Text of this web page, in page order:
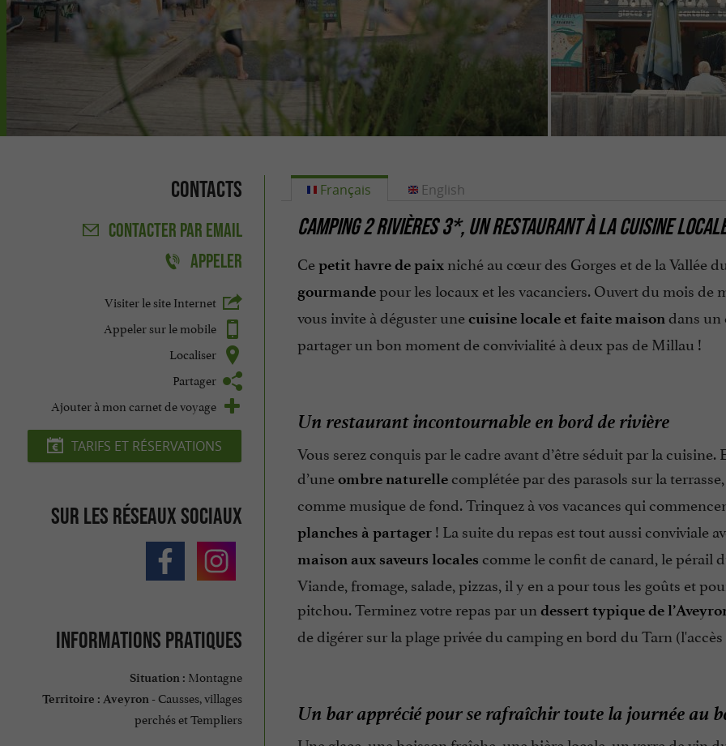
Contacts
CONTACTER PAR EMAIL
APPELER
Visiter le site Internet
Appeler sur le mobile
Localiser
Partager
Ajouter à mon carnet de voyage
TARIFS ET RÉSERVATIONS
Sur les réseaux sociaux
Informations pratiques
Situation : Montagne
Territoire : Aveyron - Causses, villages
perchés et Templiers
Français
CAMPING 2 RIVIÈRES 3*, UN RESTAURANT À LA CUISINE
Cepetit havre de paixniché au cœur des Gorges et de la Vallée
gourmandepour les locaux et les vacanciers. Ouvert du mois de
vous invite à déguster unecuisine locale et faite maisondans un
partager un bon moment de convivialité à deux pas de Millau !
Un restaurant incontournable en bord de rivière
Vous serez conquis par le cadre avant d’être séduit par la
d’uneombre naturelle complétée par des parasols sur la
comme musique de fond. Trinquez à vos vacances qui
planches à partager! La suite du repas est tout aussi conviviale
maison aux saveurs locales comme le confit de canard, le pérail
Viande, fromage, salade, pizzas, il y en a pour tous les goûts et
pitchou. Terminez votre repas par un dessert typique de
de digérer sur la plage privée du camping en bord du Tarn
Un bar apprécié pour se rafraîchir toute la journée au
English